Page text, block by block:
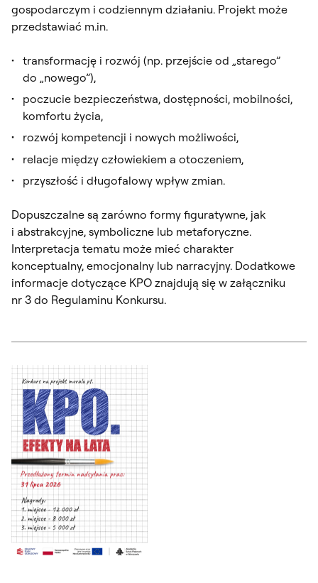
gospodarczym i codziennym działaniu. Projekt może
przedstawiać m.in.
transformację i rozwój (np. przejście od „starego”
do „nowego”),
poczucie bezpieczeństwa, dostępności, mobilności,
komfortu życia,
rozwój kompetencji i nowych możliwości,
relacje między człowiekiem a otoczeniem,
przyszłość i długofalowy wpływ zmian.
Dopuszczalne są zarówno formy figuratywne, jak
i abstrakcyjne, symboliczne lub metaforyczne.
Interpretacja tematu może mieć charakter
konceptualny, emocjonalny lub narracyjny. Dodatkowe
informacje dotyczące KPO znajdują się w załączniku
nr 3 do Regulaminu Konkursu.